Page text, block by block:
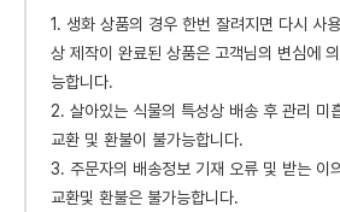
1. 생화 상품의 경우 한번 잘려지면 다시 사
상 제작이 완료된 상품은 고객님의 변심에
능합니다.
2. 살아있는 식물의 특성상 배송 후 관리 미
교환 및 환불이 불가능합니다.
3. 주문자의 배송정보 기재 오류 및 받는 이
교환및 환불은 불가능합니다.